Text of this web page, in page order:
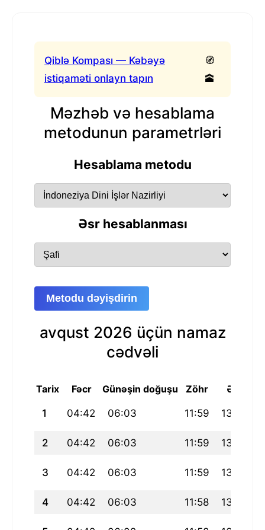
Qiblə Kompası — Kəbəyə
istiqaməti onlayn tapın
🧭
🕋
Məzhəb və hesablama
metodunun parametrləri
Hesablama metodu
Əsr hesablanması
Metodu dəyişdirin
avqust 2026 üçün namaz
cədvəli
Tarix Fəcr Günəşin doğuşu Zöhr Əsr
1 04:42 06:03 11:59 13:03
2 04:42 06:03 11:59 13:06
3 04:42 06:03 11:59 13:09
4 04:42 06:03 11:58 13:12